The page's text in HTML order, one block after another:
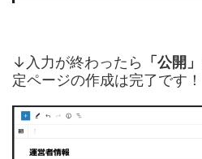
↓入力が終わったら 「公開」
定ページの作成は完了です！